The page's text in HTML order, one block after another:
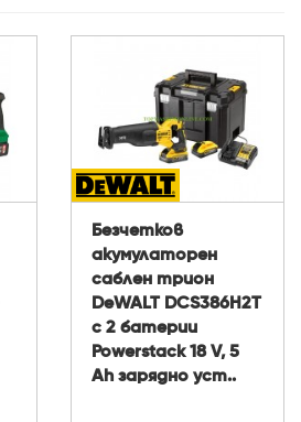
Безчетков
акумулаторен
саблен трион
DeWALT DCS386H2T
с 2 батерии
Powerstack 18 V, 5
Ah зарядно уст..